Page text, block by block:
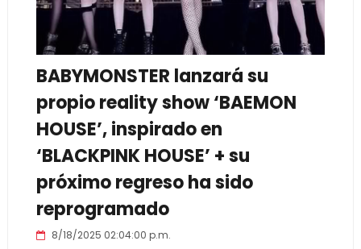
BABYMONSTER lanzará su
propio reality show ‘BAEMON
HOUSE’, inspirado en
‘BLACKPINK HOUSE’ + su
próximo regreso ha sido
reprogramado
8/18/2025 02:04:00 p.m.